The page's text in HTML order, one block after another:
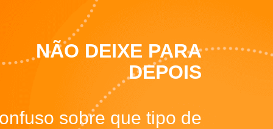
NÃO DEIXE PARA
DEPOIS
sobre que tipo de